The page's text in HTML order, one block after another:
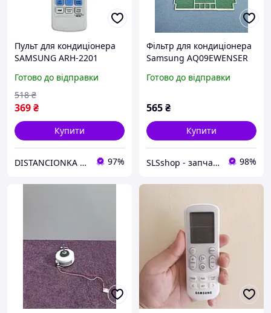
Пульт для кондиціонера
SAMSUNG ARH-2201
Готово до відправки
369₴
518 ₴
Купити
DISTANCIONKA | Інтернет-магазин пультів 97%
Фільтр для кондиціонера
Samsung AQ09EWENSER
Готово до відправки
565₴
Купити
SLSshop - запчастини для побутової техніки 98%